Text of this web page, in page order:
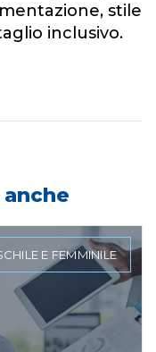
stile
inclusivo.
E FEMMINILE